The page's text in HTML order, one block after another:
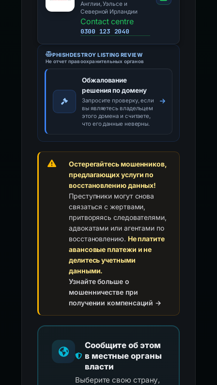
Англии, Уэльсе и
Северной Ирландии
Contact centre
0300 123 2040
PHISHDESTROY LISTING REVIEW
Не отчет правоохранительных органов
Обжалование
решения по домену
Запросите проверку, если
вы являетесь владельцем
этого домена и считаете,
что его данные неверны.
Остерегайтесь мошенников,
предлагающих услуги по
восстановлению данных!
Преступники могут снова
связаться с жертвами,
притворяясь следователями,
адвокатами или агентами по
восстановлению. Не платите
авансовые платежи и не
делитесь учетными
данными.
Узнайте больше о
мошенничестве при
получении компенсаций →
Сообщите об этом
в местные органы
власти
Выберите свою страну,